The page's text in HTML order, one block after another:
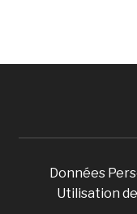
Données
Utilisation